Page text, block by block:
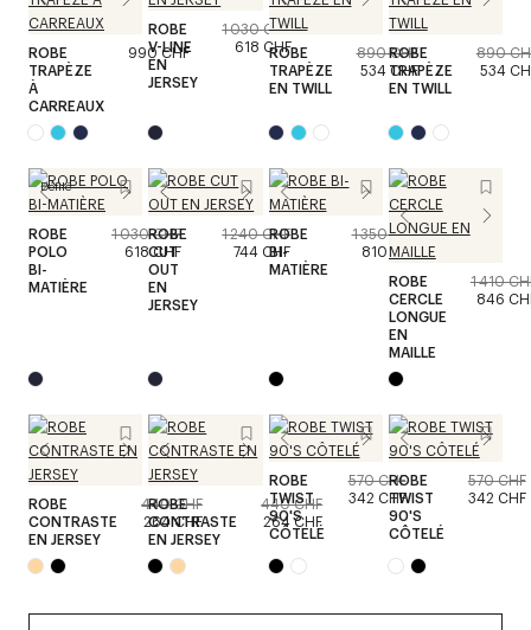
ROBE
TRAPÈZE
À
CARREAUX
990 CHF
ROBE
V-LINE
EN
JERSEY
1 030 CHF
618 CHF
ROBE
TRAPÈZE
EN TWILL
890 CHF
534 CHF
ROBE
TRAPÈZE
EN TWILL
890
534
Défilé
ROBE
POLO
BI-
MATIÈRE
1 030 CHF
618 CHF
ROBE
CUT
OUT
EN
JERSEY
1 240 CHF
744 CHF
ROBE
BI-
MATIÈRE
1 350 CHF
810 CHF
ROBE
CERCLE
LONGUE
EN
MAILLE
1 410
846
ROBE
CONTRASTE
EN JERSEY
440 CHF
264 CHF
ROBE
CONTRASTE
EN JERSEY
440 CHF
264 CHF
ROBE
TWIST
90'S
CÔTELÉ
570 CHF
342 CHF
ROBE
TWIST
90'S
CÔTELÉ
570 CHF
342 CHF